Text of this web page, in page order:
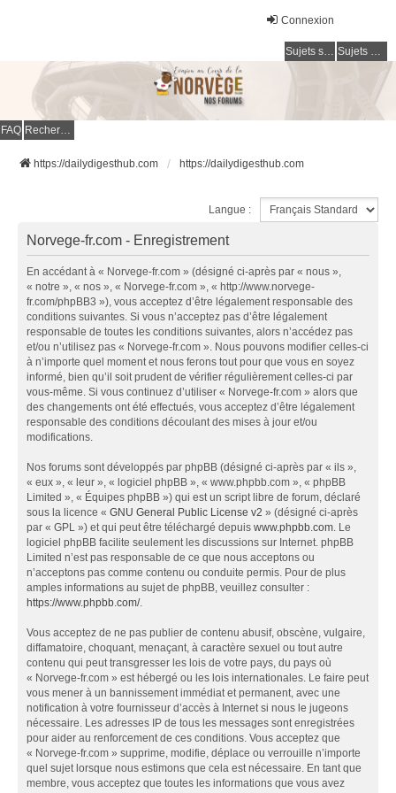
Connexion
Sujets sans réponse Sujets actifs
FAQ Rechercher
https://dailydigesthub.com https://dailydigesthub.com
Langue :
Norvege-fr.com - Enregistrement
En accédant à « Norvege-fr.com » (désigné ci-après par « nous »,
« notre », « nos », « Norvege-fr.com », « http://www.norvege-
fr.com/phpBB3 »), vous acceptez d’être légalement responsable des
conditions suivantes. Si vous n’acceptez pas d’être légalement
responsable de toutes les conditions suivantes, alors n’accédez pas
et/ou n’utilisez pas « Norvege-fr.com ». Nous pouvons modifier celles-ci
à n’importe quel moment et nous ferons tout pour que vous en soyez
informé, bien qu’il soit prudent de vérifier régulièrement celles-ci par
vous-même. Si vous continuez d’utiliser « Norvege-fr.com » alors que
des changements ont été effectués, vous acceptez d’être légalement
responsable des conditions découlant des mises à jour et/ou
modifications.
Nos forums sont développés par phpBB (désigné ci-après par « ils »,
« eux », « leur », « logiciel phpBB », « www.phpbb.com », « phpBB
Limited », « Équipes phpBB ») qui est un script libre de forum, déclaré
sous la licence « GNU General Public License v2 » (désigné ci-après
par « GPL ») et qui peut être téléchargé depuis www.phpbb.com. Le
logiciel phpBB facilite seulement les discussions sur Internet. phpBB
Limited n’est pas responsable de ce que nous acceptons ou
n’acceptons pas comme contenu ou conduite permis. Pour de plus
amples informations au sujet de phpBB, veuillez consulter :
https://www.phpbb.com/.
Vous acceptez de ne pas publier de contenu abusif, obscène, vulgaire,
diffamatoire, choquant, menaçant, à caractère sexuel ou tout autre
contenu qui peut transgresser les lois de votre pays, du pays où
« Norvege-fr.com » est hébergé ou les lois internationales. Le faire peut
vous mener à un bannissement immédiat et permanent, avec une
notification à votre fournisseur d’accès à Internet si nous le jugeons
nécessaire. Les adresses IP de tous les messages sont enregistrées
pour aider au renforcement de ces conditions. Vous acceptez que
« Norvege-fr.com » supprime, modifie, déplace ou verrouille n’importe
quel sujet lorsque nous estimons que cela est nécessaire. En tant que
membre, vous acceptez que toutes les informations que vous avez